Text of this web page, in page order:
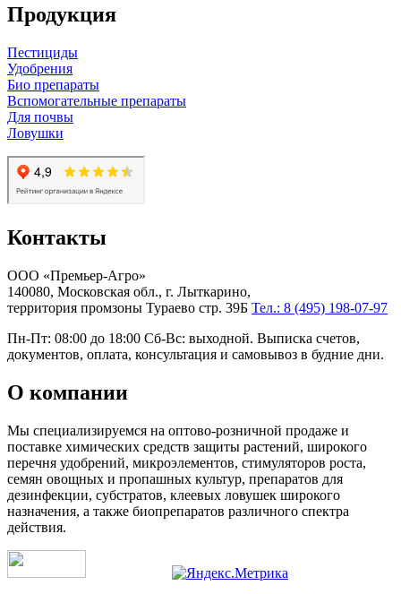
Продукция
Пестициды
Удобрения
Био препараты
Вспомогательные препараты
Для почвы
Ловушки
Контакты
ООО «Премьер-Агро»
140080, Московская обл., г. Лыткарино,
территория промзоны Тураево стр. 39Б Тел.: 8 (495) 198-07-97
Пн-Пт: 08:00 до 18:00 Сб-Вс: выходной. Выписка счетов,
документов, оплата, консультация и самовывоз в будние дни.
О компании
Мы специализируемся на оптово-розничной продаже и
поставке химических средств защиты растений, широкого
перечня удобрений, микроэлементов, стимуляторов роста,
семян овощных и пропашных культур, препаратов для
дезинфекции, субстратов, клеевых ловушек широкого
назначения, а также биопрепаратов различного спектра
действия.